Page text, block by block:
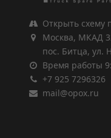
Открыть схему
Москва, МКАД
пос. Битца, ул.
Время работы
+7 925 7296326
mail@opox.ru